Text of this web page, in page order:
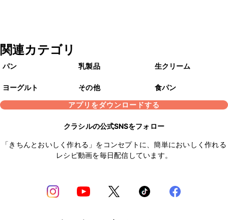
関連カテゴリ
パン 乳製品 生クリーム
ヨーグルト その他
食パン
アプリをダウンロードする
クラシルの公式SNSをフォロー
「きちんとおいしく作れる」をコンセプトに、簡単においしく作れる
レシピ動画を毎日配信しています。